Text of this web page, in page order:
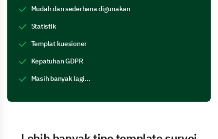
Mudah dan sederhana digunakan
Statistik
Templat kuesioner
Kepatuhan GDPR
Masih banyak lagi…